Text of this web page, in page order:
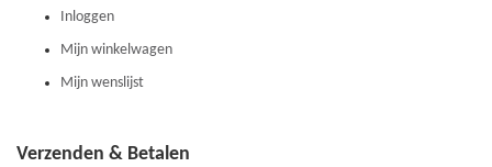
Inloggen
Mijn winkelwagen
Mijn wenslijst
Verzenden & Betalen